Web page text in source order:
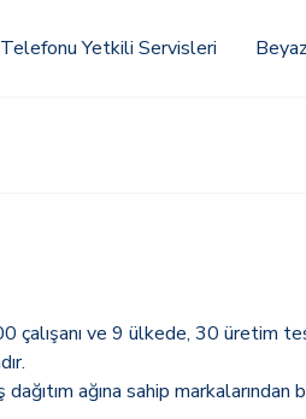
Yetkili Servisleri
çalışanı ve 9 ülkede, 30
ağına sahip